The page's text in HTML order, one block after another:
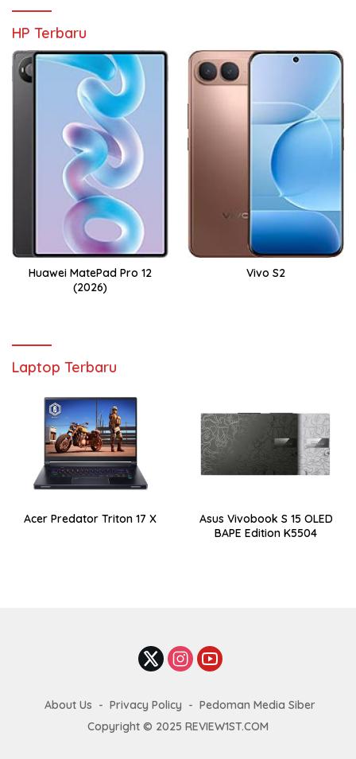
HP Terbaru
Huawei MatePad Pro 12
(2026)
Vivo S2
Laptop Terbaru
Acer Predator Triton 17 X
Asus Vivobook S 15 OLED
BAPE Edition K5504
About Us Privacy Policy
Pedoman Media Siber
Copyright © 2025 REVIEW1ST.COM